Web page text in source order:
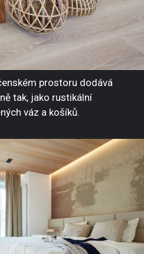
prostoru dodává
tak, jako rustikální
váz a košíků.